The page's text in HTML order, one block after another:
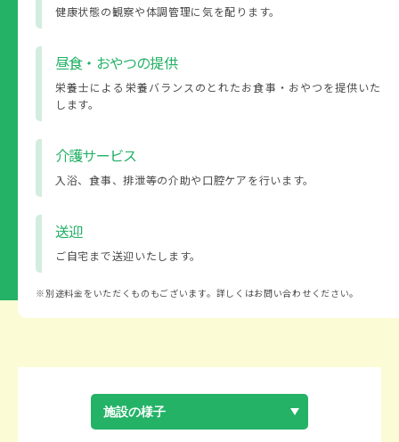
健康状態の観察や体調管理に気を配ります。
昼食・おやつの提供
栄養士による栄養バランスのとれたお食事・おやつを提供いた
します。
介護サービス
入浴、食事、排泄等の介助や口腔ケアを行います。
送迎
ご自宅まで送迎いたします。
別途料金をいただくものもございます。詳しくはお問い合わせください。